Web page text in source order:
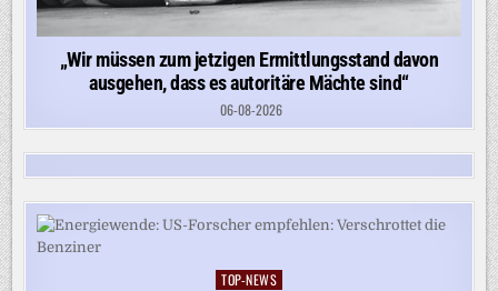
„Wir müssen zum jetzigen Ermittlungsstand davon
ausgehen, dass es autoritäre Mächte sind“
06-08-2026
Posted
TOP-NEWS